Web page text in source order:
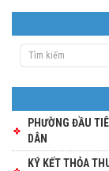
PHƯỜNG ĐẦU
DÂN
KÝ KẾT THỎA